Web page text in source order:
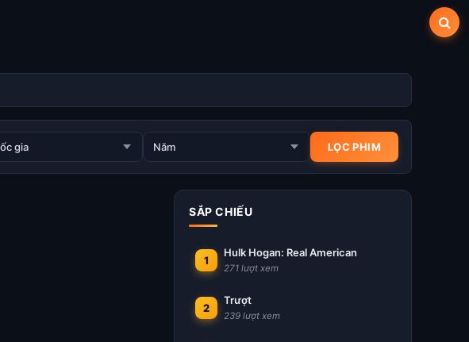
SẮP CHIẾU
1
Hulk Hogan: Real American
271 lượt xem
2
Trượt
239 lượt xem